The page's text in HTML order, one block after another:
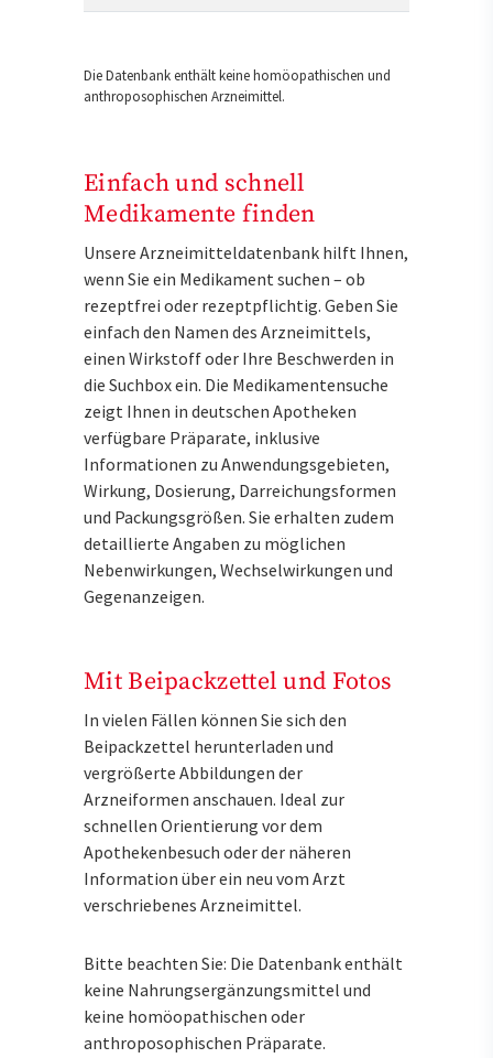
Die Datenbank enthält keine homöopathischen und
anthroposophischen Arzneimittel.
Einfach und schnell
Medikamente finden
Unsere Arzneimitteldatenbank hilft Ihnen,
wenn Sie ein Medikament suchen – ob
rezeptfrei oder rezeptpflichtig. Geben Sie
einfach den Namen des Arzneimittels,
einen Wirkstoff oder Ihre Beschwerden in
die Suchbox ein. Die Medikamentensuche
zeigt Ihnen in deutschen Apotheken
verfügbare Präparate, inklusive
Informationen zu Anwendungsgebieten,
Wirkung, Dosierung, Darreichungsformen
und Packungsgrößen. Sie erhalten zudem
detaillierte Angaben zu möglichen
Nebenwirkungen, Wechselwirkungen und
Gegenanzeigen.
Mit Beipackzettel und Fotos
In vielen Fällen können Sie sich den
Beipackzettel herunterladen und
vergrößerte Abbildungen der
Arzneiformen anschauen. Ideal zur
schnellen Orientierung vor dem
Apothekenbesuch oder der näheren
Information über ein neu vom Arzt
verschriebenes Arzneimittel.
Bitte beachten Sie: Die Datenbank enthält
keine Nahrungsergänzungsmittel und
keine homöopathischen oder
anthroposophischen Präparate.